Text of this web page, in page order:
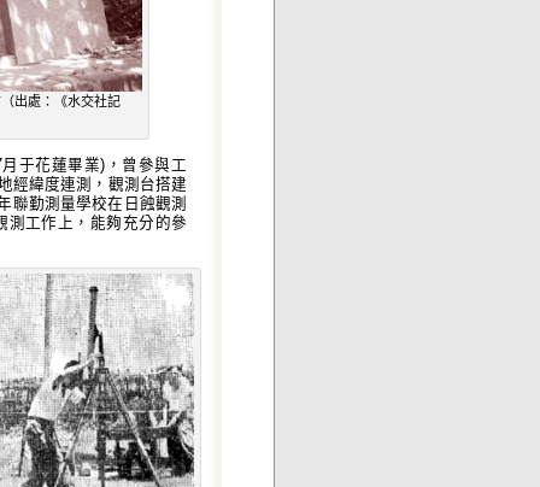
出處：《水交社記
于花蓮畢業)，曾參與工
經緯度連測，觀測台搭建
聯勤測量學校在日蝕觀測
測工作上，能夠充分的參